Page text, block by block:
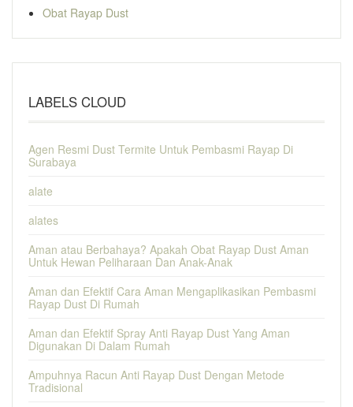
Obat Rayap Dust
LABELS CLOUD
Agen Resmi Dust Termite Untuk Pembasmi Rayap Di
Surabaya
alate
alates
Aman atau Berbahaya? Apakah Obat Rayap Dust Aman
Untuk Hewan Peliharaan Dan Anak-Anak
Aman dan Efektif Cara Aman Mengaplikasikan Pembasmi
Rayap Dust Di Rumah
Aman dan Efektif Spray Anti Rayap Dust Yang Aman
Digunakan Di Dalam Rumah
Ampuhnya Racun Anti Rayap Dust Dengan Metode
Tradisional